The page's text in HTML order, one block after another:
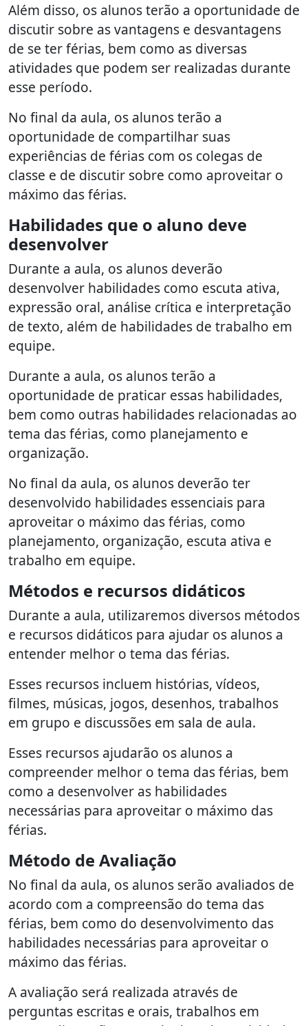
Além disso, os alunos terão a oportunidade de
discutir sobre as vantagens e desvantagens
de se ter férias, bem como as diversas
atividades que podem ser realizadas durante
esse período.
No final da aula, os alunos terão a
oportunidade de compartilhar suas
experiências de férias com os colegas de
classe e de discutir sobre como aproveitar o
máximo das férias.
Habilidades que o aluno deve
desenvolver
Durante a aula, os alunos deverão
desenvolver habilidades como escuta ativa,
expressão oral, análise crítica e interpretação
de texto, além de habilidades de trabalho em
equipe.
Durante a aula, os alunos terão a
oportunidade de praticar essas habilidades,
bem como outras habilidades relacionadas ao
tema das férias, como planejamento e
organização.
No final da aula, os alunos deverão ter
desenvolvido habilidades essenciais para
aproveitar o máximo das férias, como
planejamento, organização, escuta ativa e
trabalho em equipe.
Métodos e recursos didáticos
Durante a aula, utilizaremos diversos métodos
e recursos didáticos para ajudar os alunos a
entender melhor o tema das férias.
Esses recursos incluem histórias, vídeos,
filmes, músicas, jogos, desenhos, trabalhos
em grupo e discussões em sala de aula.
Esses recursos ajudarão os alunos a
compreender melhor o tema das férias, bem
como a desenvolver as habilidades
necessárias para aproveitar o máximo das
férias.
Método de Avaliação
No final da aula, os alunos serão avaliados de
acordo com a compreensão do tema das
férias, bem como do desenvolvimento das
habilidades necessárias para aproveitar o
máximo das férias.
A avaliação será realizada através de
perguntas escritas e orais, trabalhos em